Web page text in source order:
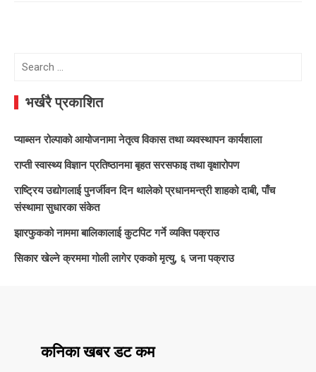
Search
भर्खरै प्रकाशित
प्याब्सन रोल्पाको आयोजनामा नेतृत्व विकास तथा व्यवस्थापन कार्यशाला
राप्ती स्वास्थ्य विज्ञान प्रतिष्ठानमा बृहत सरसफाइ तथा वृक्षारोपण
राष्ट्रिय उद्योगलाई पुनर्जीवन दिन थालेको प्रधानमन्त्री शाहको दाबी, पाँच
संस्थामा सुधारका संकेत
झारफुकको नाममा बालिकालाई कुटपिट गर्ने व्यक्ति पक्राउ
सिकार खेल्ने क्रममा गोली लागेर एकको मृत्यु, ६ जना पक्राउ
कनिका खबर डट कम